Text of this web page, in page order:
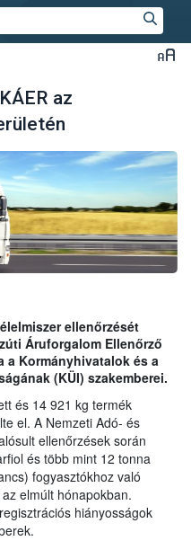
az
ellenőrzését
Áruforgalom Ellenőrző
a Kormányhivatalok és a
(KÜI) szakemberei.
és 14 921 kg termék
el. A Nemzeti Adó- és
ellenőrzések során
és több mint 12 tonna
fogyasztókhoz való
elmúlt hónapokban.
hiányosságok